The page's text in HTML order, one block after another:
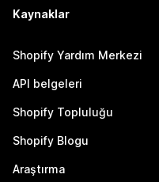
Kaynaklar
Shopify Yardım Merkezi
API belgeleri
Shopify Topluluğu
Shopify Blogu
Araştırma